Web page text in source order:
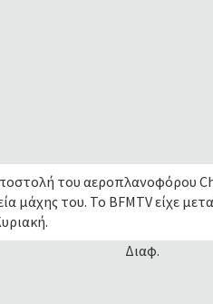
του αεροπλανοφόρου
μάχης του. Το BFMTV είχε
Διαφ.